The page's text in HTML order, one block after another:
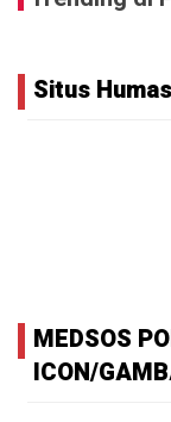
Situs
MEDSOS
ICON/